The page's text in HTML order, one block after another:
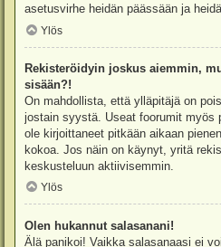
asetusvirhe heidän päässään ja
Ylös
Rekisteröidyin joskus aiemmin,
sisään?!
On mahdollista, että ylläpitäjä on
jostain syystä. Useat foorumit myös
ole kirjoittaneet pitkään aikaan
kokoa. Jos näin on käynyt, yritä
keskusteluun aktiivisemmin.
Ylös
Olen hukannut salasanani!
Älä panikoi! Vaikka salasanaasi ei